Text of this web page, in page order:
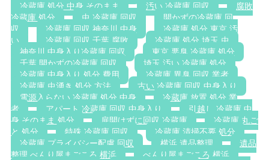
冷蔵庫 処分 中身 そのまま
汚い 冷蔵庫 回収
腐敗
冷蔵庫 処分
虫 冷蔵庫 回収
開かずの冷蔵庫 回
収
冷蔵庫 回収 神奈川 中身
冷蔵庫 処分 東京 汚
い
冷蔵庫 回収 千葉 腐敗
冷蔵庫 処分 埼玉 虫
神奈川 中身入り冷蔵庫 回収
東京 悪臭 冷蔵庫 処分
千葉 開かずの冷蔵庫 回収
埼玉 汚い 冷蔵庫 処分
冷蔵庫 中身入り 処分 費用
冷蔵庫 異臭 回収 業者
冷蔵庫 虫湧き 処分 方法
古い 冷蔵庫 回収 中身入り
電源入らない 冷蔵庫 処分 中身
冷蔵庫 放置 処分 業
者
アパート 冷蔵庫 回収 中身入り
引越し 冷蔵庫 中
身 そのまま 処分
扉開けずに回収 冷蔵庫
冷蔵庫 丸ご
と 処分
特殊 冷蔵庫 回収
冷蔵庫 清掃不要 処分
冷蔵庫 プライバシー配慮 回収
横浜 遺品整理
遺品
整理 べんり屋まごころ 横浜
べんり屋まごころ 横浜